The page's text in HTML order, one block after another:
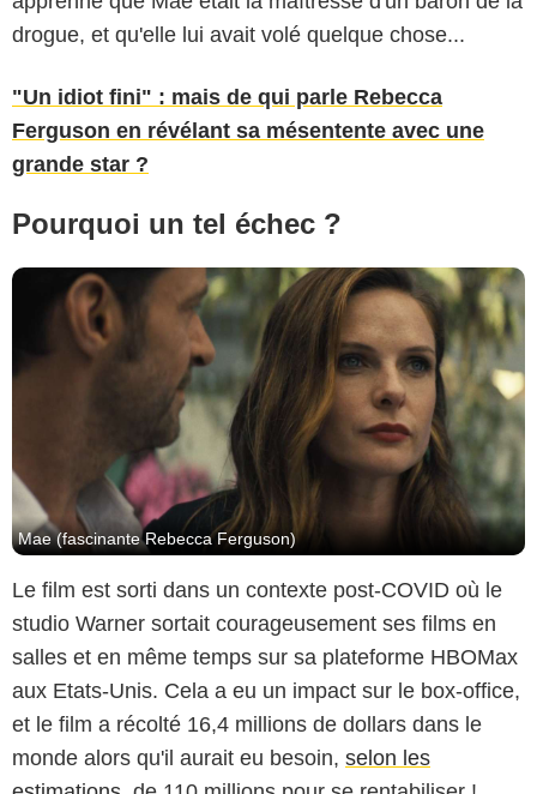
drogue, et qu'elle lui avait volé quelque chose...
"Un idiot fini" : mais de qui parle Rebecca
Ferguson en révélant sa mésentente avec une
grande star ?
Pourquoi un tel échec ?
Mae (fascinante Rebecca Ferguson)
Le film est sorti dans un contexte post-COVID où le
studio Warner sortait courageusement ses films en
salles et en même temps sur sa plateforme HBOMax
aux Etats-Unis. Cela a eu un impact sur le box-office,
et le film a récolté 16,4 millions de dollars dans le
monde alors qu'il aurait eu besoin, selon les